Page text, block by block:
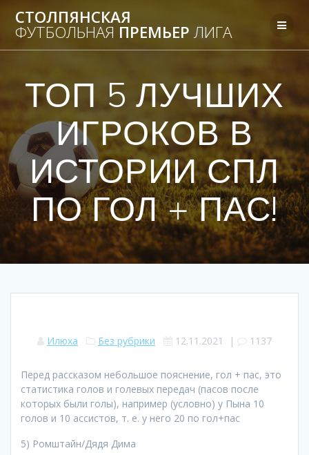
контенту
СТОЛПЯНСКАЯ
ФУТБОЛЬНАЯ ПРЕМЬЕРЛИГА
ТОП 5 ЛУЧШИХ
ИГРОКОВ В
ИСТОРИИ СПЛ
ПО ГОЛ + ПАС!
Илюха Без рубрики 12.11.2021 | 1137
Перед рассказом небольшое пояснение, гол + пас, это
статистика голов и голевых передач (пасов после
которых были голы), например (условно) у Пына 10
голов и 10 ассистов, т. е. у него 20 по гол+пас
5) Ромштайн/Дядя Дима